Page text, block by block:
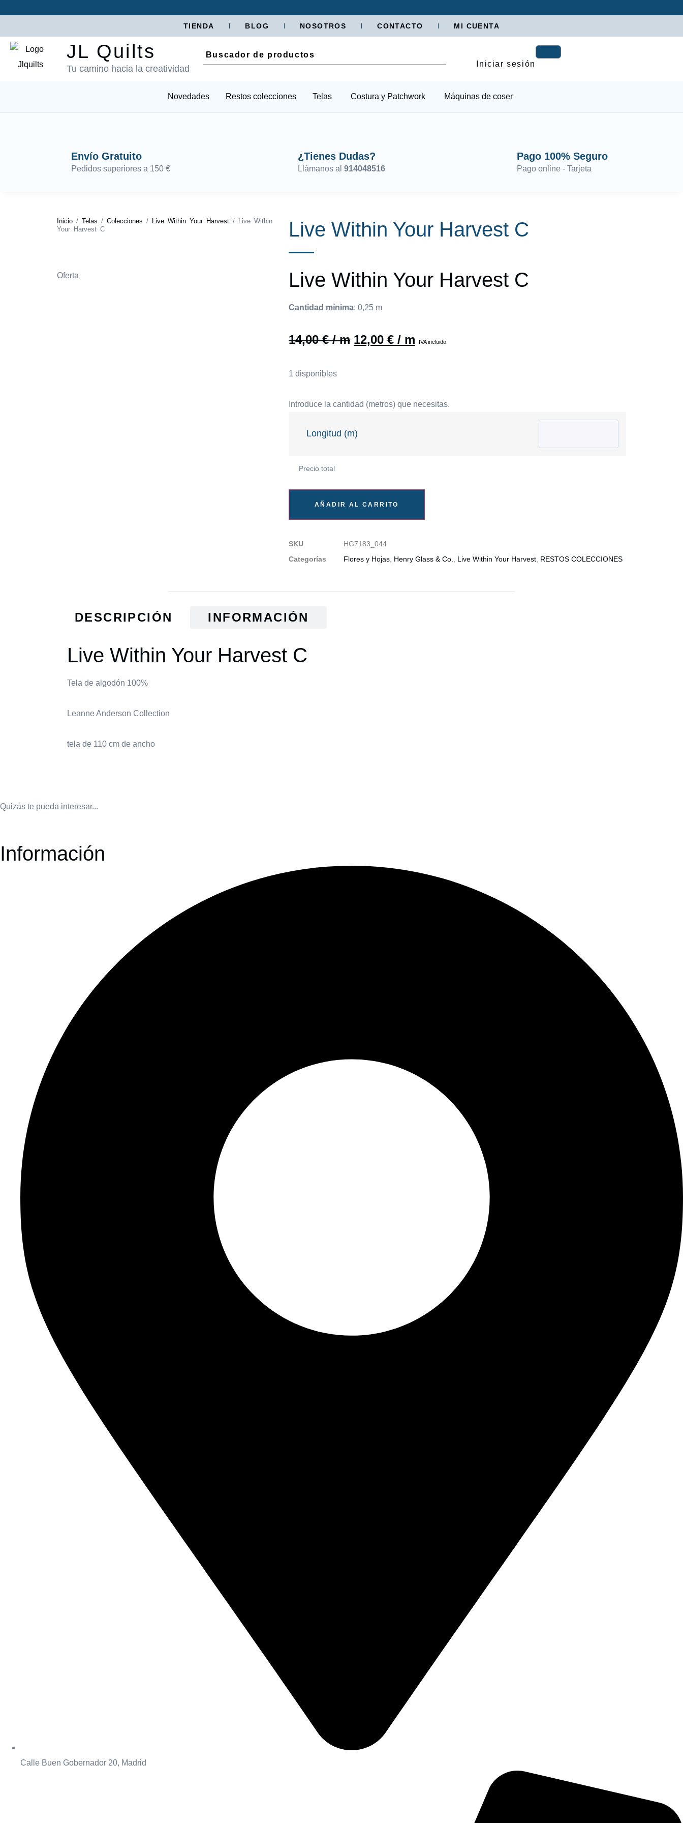
TIENDA BLOG NOSOTROS CONTACTO MI CUENTA
JL Quilts
Tu camino hacia la creatividad Iniciar sesión
Novedades Restos colecciones Telas Costura y Patchwork Máquinas de coser
Envío Gratuito
Pedidos superiores a 150 €
¿Tienes Dudas?
Llámanos al 914048516
Pago 100% Seguro
Pago online - Tarjeta
Inicio / Telas / Colecciones / Live Within Your Harvest / Live Within
Your Harvest C
Oferta
Live Within Your Harvest C
Live Within Your Harvest C
Cantidad mínima: 0,25 m
14,00€/ m 12,00 € / m IVA incluido
1 disponibles
Introduce la cantidad (metros) que necesitas.
Longitud (m)
Precio total
AÑADIR AL CARRITO
SKU
HG7183_044
Categorías
Flores y Hojas Henry Glass & Co. Live Within Your Harvest RESTOS COLECCIONES
DESCRIPCIÓN INFORMACIÓN
Live Within Your Harvest C
Tela de algodón 100%
Leanne Anderson Collection
tela de 110 cm de ancho
Quizás te pueda interesar...
Información
Calle Buen Gobernador 20, Madrid